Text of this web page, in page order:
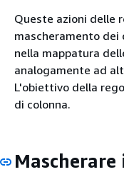
Queste azioni delle
mascheramento dei
nella mappatura
analogamente ad
L'obiettivo della
di colonna.